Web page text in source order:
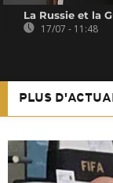
La Russie et la
17/07 - 11:48
PLUS